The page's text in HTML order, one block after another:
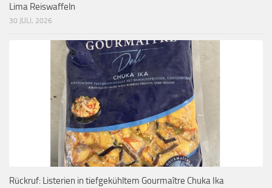
Lima Reiswaffeln
30 JULI, 2026
Rückruf: Listerien in tiefgekühltem Gourmaître Chuka Ika